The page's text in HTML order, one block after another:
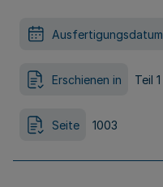
Ausfertigungsdatum
Erschienen in Teil 1
Seite 1003